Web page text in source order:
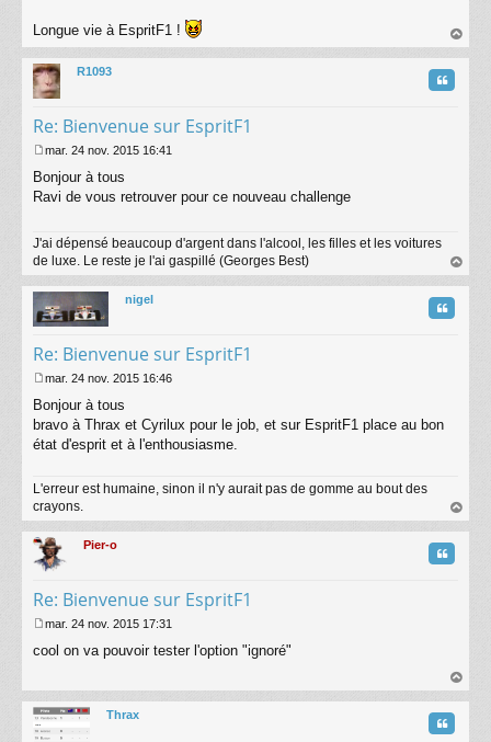
g
Longue vie à EspritF1 !
au
R1093
Re: Bienvenue sur EspritF1
Citation
e
s
g
e
mar. 24 nov. 2015 16:41
Bonjour à tous
Ravi de vous retrouver pour ce nouveau challenge
J'ai dépensé beaucoup d'argent dans l'alcool, les filles et les voitures
de luxe. Le reste je l'ai gaspillé (Georges Best)
au
nigel
Re: Bienvenue sur EspritF1
Citation
e
s
s
e
mar. 24 nov. 2015 16:46
Bonjour à tous
bravo à Thrax et Cyrilux pour le job, et sur EspritF1 place au bon
état d'esprit et à l'enthousiasme.
L'erreur est humaine, sinon il n'y aurait pas de gomme au bout des
crayons.
au
Pier-o
Re: Bienvenue sur EspritF1
Citation
e
a
g
e
mar. 24 nov. 2015 17:31
cool on va pouvoir tester l'option "ignoré"
au
Thrax Citation